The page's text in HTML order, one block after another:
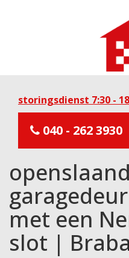
storingsdienst 7:30 -
040 - 262 3930
met een
slot |